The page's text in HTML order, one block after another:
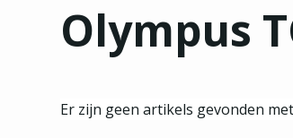
Olympus
Er zijn geen artikels gevonden